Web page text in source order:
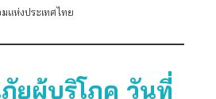
แห่งประเทศไทย
ยผู้บริโภค วันที่